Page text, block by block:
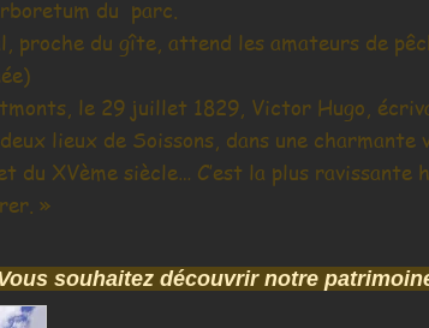
du parc.
proche du gîte, attend les amateurs de
le 29 juillet 1829, Victor Hugo,
lieux de Soissons, dans une charmante
du XVème siècle… C’est la plus ravissante
»
souhaitez découvrir notre